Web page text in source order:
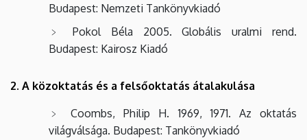
Budapest: Nemzeti Tankönyvkiadó
Pokol Béla 2005. Globális uralmi rend.
Budapest: Kairosz Kiadó
2. A közoktatás és a felsőoktatás átalakulása
Coombs, Philip H. 1969, 1971. Az oktatás
világválsága. Budapest: Tankönyvkiadó